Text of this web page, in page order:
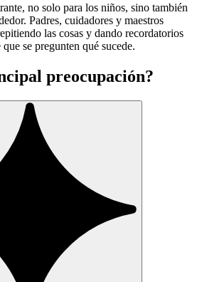
no solo para los niños, sino también
Padres, cuidadores y maestros
las cosas y dando recordatorios
se pregunten qué sucede.
preocupación?